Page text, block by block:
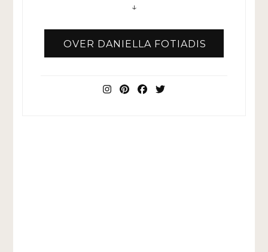
↓
OVER DANIELLA FOTIADIS